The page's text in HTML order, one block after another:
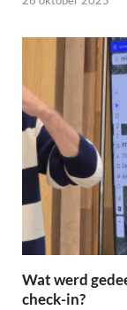
Wat werd
check-in?